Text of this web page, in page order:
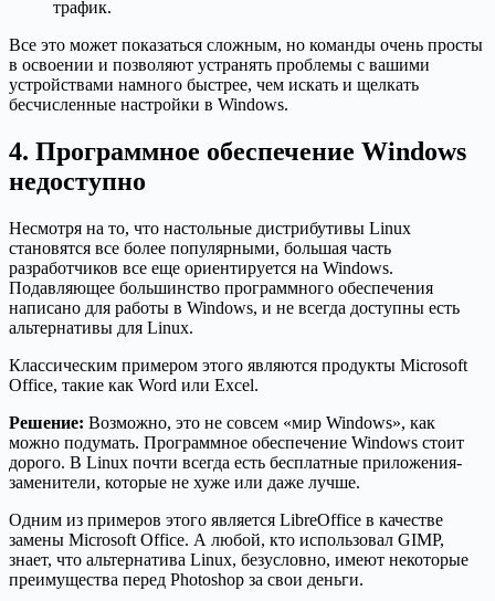
трафик.
Все это может показаться сложным, но команды очень просты
в освоении и позволяют устранять проблемы с вашими
устройствами намного быстрее, чем искать и щелкать
бесчисленные настройки в Windows.
4. Программное обеспечение Windows
недоступно
Несмотря на то, что настольные дистрибутивы Linux
становятся все более популярными, большая часть
разработчиков все еще ориентируется на Windows.
Подавляющее большинство программного обеспечения
написано для работы в Windows, и не всегда доступны есть
альтернативы для Linux.
Классическим примером этого являются продукты Microsoft
Office, такие как Word или Excel.
Решение: Возможно, это не совсем «мир Windows», как
можно подумать. Программное обеспечение Windows стоит
дорого. В Linux почти всегда есть бесплатные приложения-
заменители, которые не хуже или даже лучше.
Одним из примеров этого является LibreOffice в качестве
замены Microsoft Office. А любой, кто использовал GIMP,
знает, что альтернатива Linux, безусловно, имеют некоторые
преимущества перед Photoshop за свои деньги.